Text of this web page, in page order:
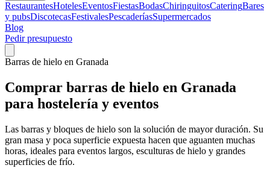
RestaurantesHotelesEventosFiestasBodasChiringuitosCateringBares
y pubsDiscotecasFestivalesPescaderíasSupermercados
Blog
Pedir presupuesto
Barras de hielo en Granada
Comprar barras de hielo en Granada
para hostelería y eventos
Las barras y bloques de hielo son la solución de mayor duración. Su
gran masa y poca superficie expuesta hacen que aguanten muchas
horas, ideales para eventos largos, esculturas de hielo y grandes
superficies de frío.